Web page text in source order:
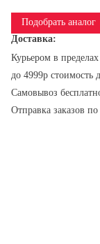
Подобрать аналог
Доставка:
Курьером в
до 4999р стоимость
Самовывоз
Отправка заказов